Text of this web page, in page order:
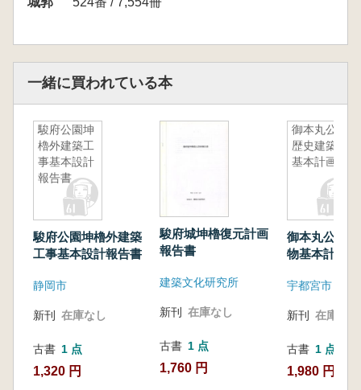
一緒に買われている本
駿府公園坤
櫓外建築工
事基本設計
報告書
駿府公園坤櫓外建築
工事基本設計報告書
静岡市
新刊 在庫なし
古書 1 点
1,320 円
駿府城坤櫓復元計画
報告書
建築文化研究所
新刊 在庫なし
古書 1 点
1,760 円
御本丸公園
歴史建築物
基本計画
御本丸公園
物基本計画
新刊 在庫なし
古書 1 点
1,980 円